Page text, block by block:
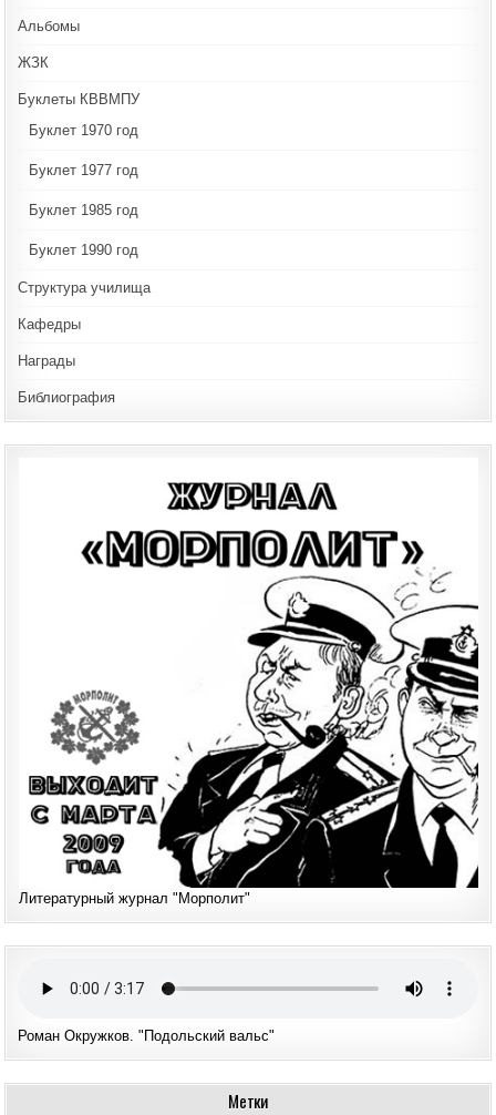
Альбомы
ЖЗК
Буклеты КВВМПУ
Буклет 1970 год
Буклет 1977 год
Буклет 1985 год
Буклет 1990 год
Структура училища
Кафедры
Награды
Библиография
Литературный журнал "Морполит"
Роман Окружков. "Подольский вальс"
Метки